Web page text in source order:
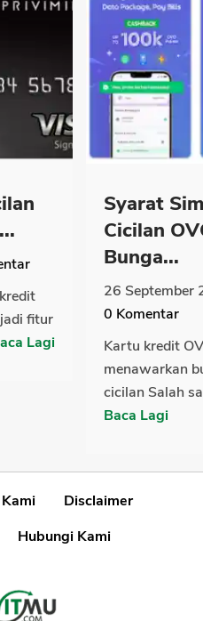
fitur
Lagi
Syarat
Cicilan
Bunga...
26 September
0 Komentar
Kartu kredit
menawarkan
cicilan Salah
Baca Lagi
Disclaimer
Hubungi Kami